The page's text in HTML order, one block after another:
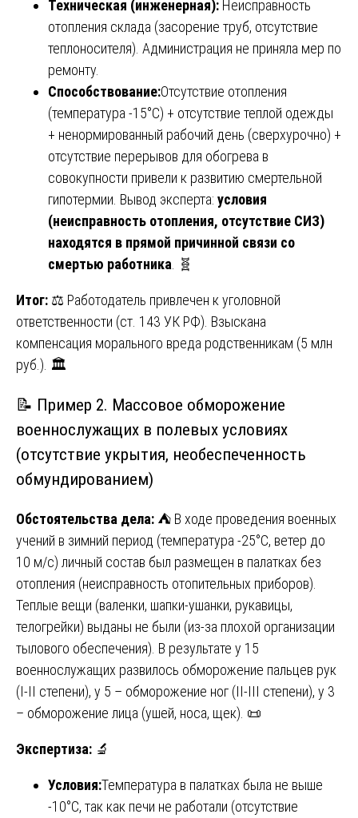
Техническая (инженерная): Неисправность
отопления склада (засорение труб, отсутствие
теплоносителя). Администрация не приняла мер по
ремонту.
Способствование:Отсутствие отопления
(температура -15°C) + отсутствие теплой одежды
+ ненормированный рабочий день (сверхурочно) +
отсутствие перерывов для обогрева в
совокупности привели к развитию смертельной
гипотермии. Вывод эксперта: условия
(неисправность отопления, отсутствие СИЗ)
находятся в прямой причинной связи со
смертью работника . 🧬
Итог: ⚖️ Работодатель привлечен к уголовной
ответственности (ст. 143 УК РФ). Взыскана
компенсация морального вреда родственникам (5 млн
руб.). 🏛️
📝 Пример 2. Массовое обморожение
военнослужащих в полевых условиях
(отсутствие укрытия, необеспеченность
обмундированием)
Обстоятельства дела: ⛺ В ходе проведения военных
учений в зимний период (температура -25°C, ветер до
10 м/с) личный состав был размещен в палатках без
отопления (неисправность отопительных приборов).
Теплые вещи (валенки, шапки-ушанки, рукавицы,
телогрейки) выданы не были (из-за плохой организации
тылового обеспечения). В результате у 15
военнослужащих развилось обморожение пальцев рук
(I-II степени), у 5 – обморожение ног (II-III степени), у 3
– обморожение лица (ушей, носа, щек). 📜
Экспертиза: 🔬
Условия:Температура в палатках была не выше
-10°C, так как печи не работали (отсутствие